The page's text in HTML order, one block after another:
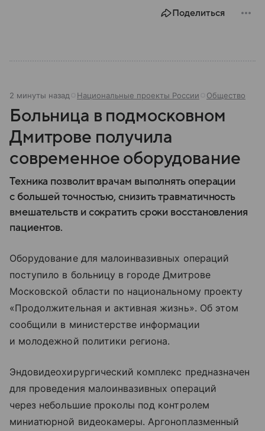
Поделиться
2 минуты назад Национальные проекты России Общество
Больница в подмосковном
Дмитрове получила
современное оборудование
Техника позволит врачам выполнять операции
с большей точностью, снизить травматичность
вмешательств и сократить сроки восстановления
пациентов.
Оборудование для малоинвазивных операций
поступило в больницу в городе Дмитрове
Московской области по национальному проекту
«Продолжительная и активная жизнь». Об этом
сообщили в министерстве информации
и молодежной политики региона.
Эндовидеохирургический комплекс предназначен
для проведения малоинвазивных операций
через небольшие проколы под контролем
миниатюрной видеокамеры. Аргоноплазменный